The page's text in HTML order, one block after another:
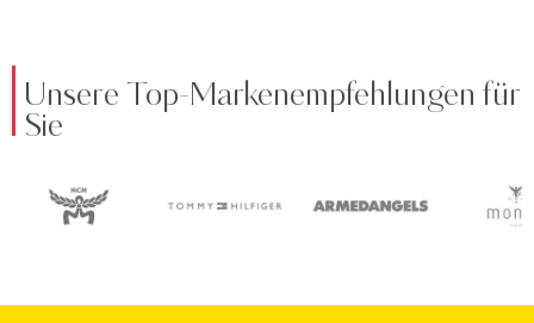
Unsere Top-Markenempfehlungen für
Sie